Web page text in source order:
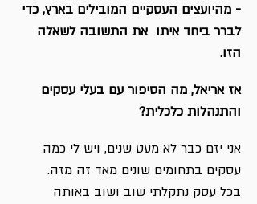
- מהיועצים העסקיים המובילים בארץ, כדי
לברר ביחד איתו את התשובה לשאלה
הזו.
אז אריאל, מה הסיפור עם בעלי עסקים
והתנהלות כלכלית?
אני יזם כבר לא מעט שנים, ויש לי כמה
עסקים בתחומים שונים מאד זה מזה.
בכל עסק נתקלתי שוב ושוב באותה